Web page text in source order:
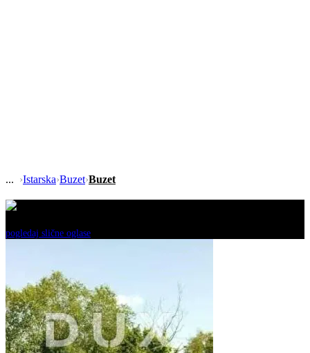
›Istarska›Buzet›Buzet
pogledaj slične oglase